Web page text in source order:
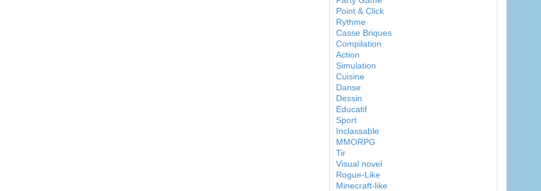
Point & Click
Rythme
Casse Briques
Compilation
Action
Simulation
Cuisine
Danse
Dessin
Educatif
Sport
Inclassable
MMORPG
Tir
Visual novel
Rogue-Like
Minecraft-like